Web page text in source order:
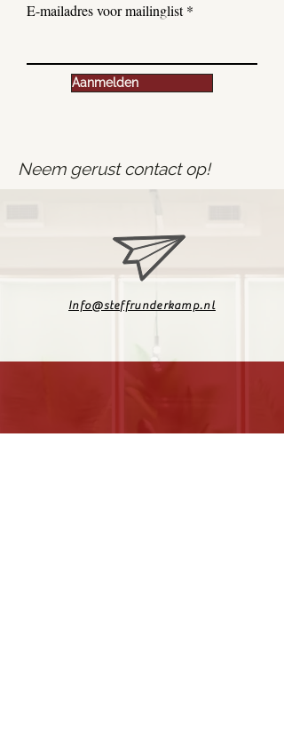
E-mailadres voor mailinglist
Aanmelden
Neem gerust contact op!
Info@steffrunderkamp.nl